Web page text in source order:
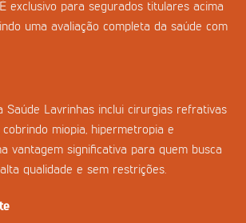
exclusivo para segurados titulares acima
uma avaliação completa da saúde com
Saúde Lavrinhas inclui cirurgias refrativas
miopia, hipermetropia e
vantagem significativa para quem busca
qualidade e sem restrições.